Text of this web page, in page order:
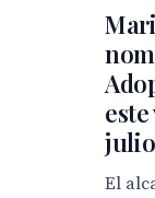
julio
El